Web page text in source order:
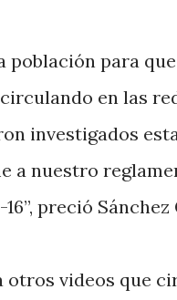
población para
en las
investigados
a nuestro
preció Sánchez
videos que